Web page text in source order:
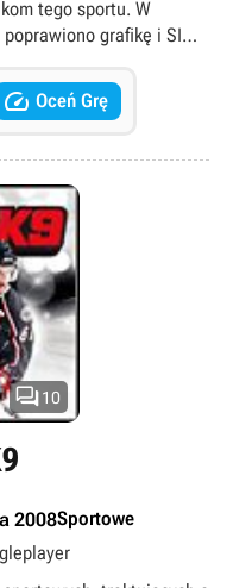
tego sportu. W
grafikę i SI
 Oceń Grę
10
2008Sportowe